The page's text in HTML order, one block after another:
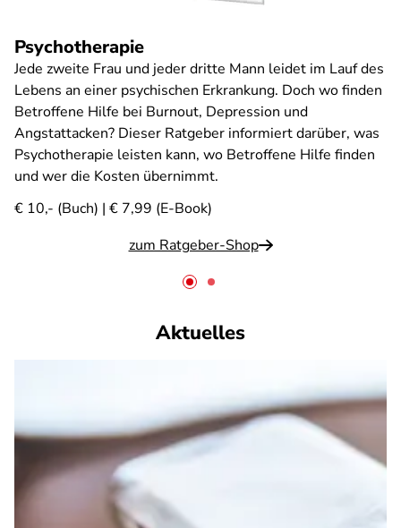
Psychotherapie
Jede zweite Frau und jeder dritte Mann leidet im Lauf des
Lebens an einer psychischen Erkrankung. Doch wo finden
Betroffene Hilfe bei Burnout, Depression und
Angstattacken? Dieser Ratgeber informiert darüber, was
Psychotherapie leisten kann, wo Betroffene Hilfe finden
und wer die Kosten übernimmt.
€ 10,- (Buch) | € 7,99 (E-Book)
zum Ratgeber-Shop
Aktuelles